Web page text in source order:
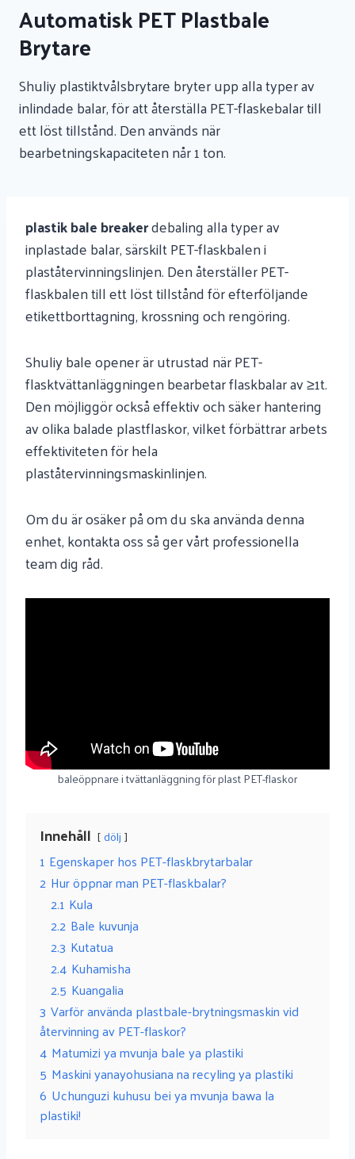
Automatisk PET Plastbale
Brytare
Shuliy plastiktvålsbrytare bryter upp alla typer av
inlindade balar, för att återställa PET-flaskebalar till
ett löst tillstånd. Den används när
bearbetningskapaciteten når 1 ton.
plastik bale breakerdebalingalla typer av
inplastade balar, särskilt PET-flaskbalen i
plaståtervinningslinjen. Den återställer PET-
flaskbalen till ett löst tillstånd för efterföljande
etikettborttagning, krossning och rengöring.
Shuliy bale opener är utrustad när PET-
flasktvättanläggningen bearbetar flaskbalar av ≥1t.
Den möjliggör också effektiv och säker hantering
av olika balade plastflaskor, vilket förbättrar arbets
effektiviteten för hela
plaståtervinningsmaskinlinjen.
Om du är osäker på om du ska använda denna
enhet, kontakta oss så ger vårt professionella
team dig råd.
baleöppnare i tvättanläggning för plast PET-flaskor
Innehåll dölj
1 Egenskaper hos PET-flaskbrytarbalar
2 Hur öppnar man PET-flaskbalar?
2.1 Kula
2.2 Bale kuvunja
2.3 Kutatua
2.4 Kuhamisha
2.5 Kuangalia
3 Varför använda plastbale-brytningsmaskin vid
återvinning av PET-flaskor?
4 Matumizi ya mvunja bale ya plastiki
5 Maskini yanayohusiana na recyling ya plastiki
6 Uchunguzi kuhusu bei ya mvunja bawa la
plastiki!